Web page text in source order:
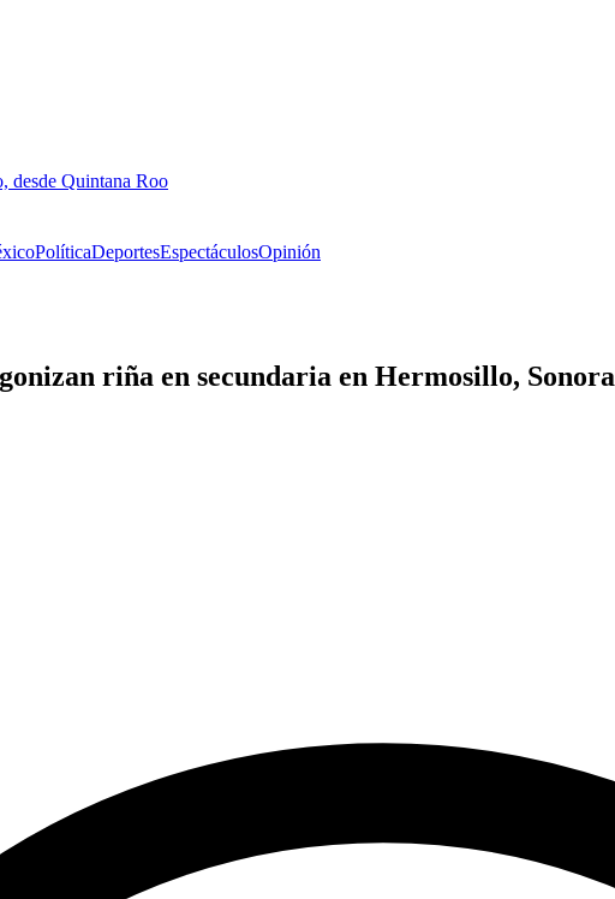
desde Quintana Roo
PolíticaDeportesEspectáculosOpinión
riña en secundaria en Hermosillo, Sonora